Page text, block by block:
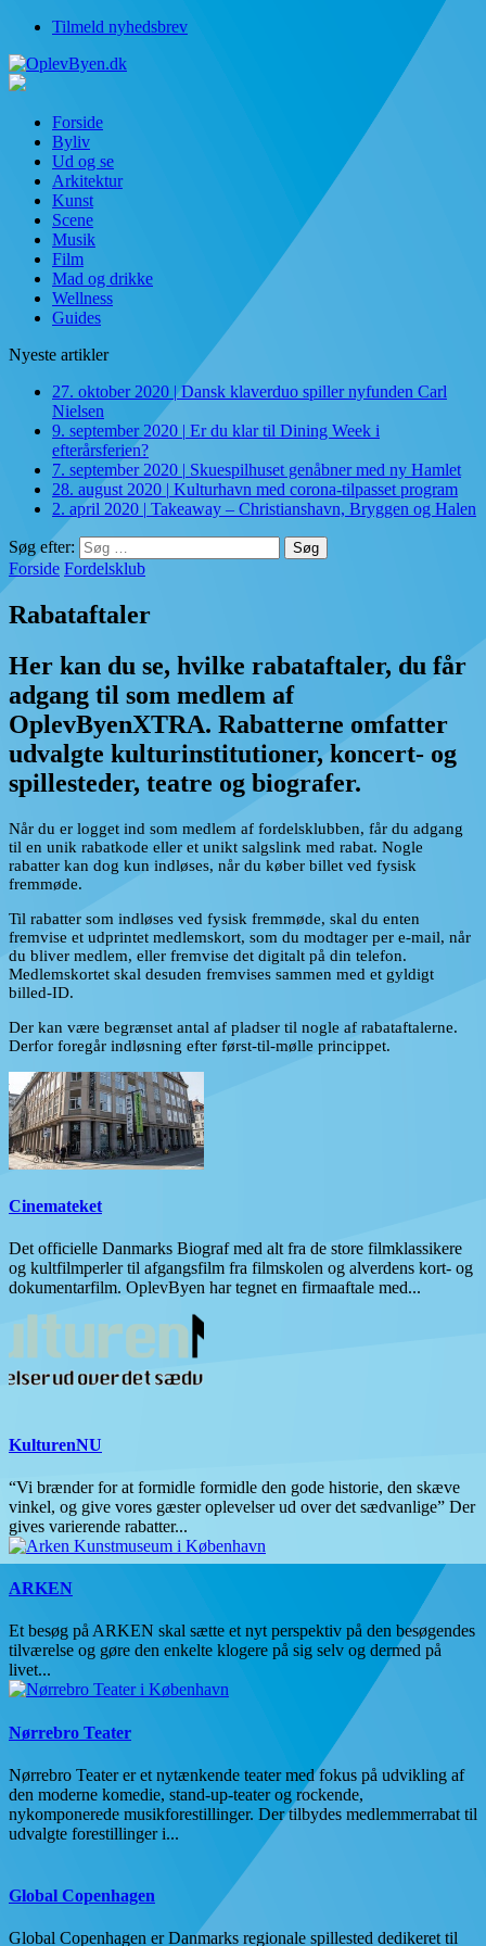
Tilmeld nyhedsbrev
Forside
Byliv
Ud og se
Arkitektur
Kunst
Scene
Musik
Film
Mad og drikke
Wellness
Guides
Nyeste artikler
27. oktober 2020 | Dansk klaverduo spiller nyfunden Carl
Nielsen
9. september 2020 | Er du klar til Dining Week i
efterårsferien?
7. september 2020 | Skuespilhuset genåbner med ny Hamlet
28. august 2020 | Kulturhavn med corona-tilpasset program
2. april 2020 | Takeaway – Christianshavn, Bryggen og Halen
Søg efter:
Forside Fordelsklub
Rabataftaler
Her kan du se, hvilke rabataftaler, du får
adgang til som medlem af
OplevByenXTRA. Rabatterne omfatter
udvalgte kulturinstitutioner, koncert- og
spillesteder, teatre og biografer.
Når du er logget ind som medlem af fordelsklubben, får du adgang
til en unik rabatkode eller et unikt salgslink med rabat. Nogle
rabatter kan dog kun indløses, når du køber billet ved fysisk
fremmøde.
Til rabatter som indløses ved fysisk fremmøde, skal du enten
fremvise et udprintet medlemskort, som du modtager per e-mail, når
du bliver medlem, eller fremvise det digitalt på din telefon.
Medlemskortet skal desuden fremvises sammen med et gyldigt
billed-ID.
Der kan være begrænset antal af pladser til nogle af rabataftalerne.
Derfor foregår indløsning efter først-til-mølle princippet.
Cinemateket
Det officielle Danmarks Biograf med alt fra de store filmklassikere
og kultfilmperler til afgangsfilm fra filmskolen og alverdens kort- og
dokumentarfilm. OplevByen har tegnet en firmaaftale med...
KulturenNU
“Vi brænder for at formidle formidle den gode historie, den skæve
vinkel, og give vores gæster oplevelser ud over det sædvanlige” Der
gives varierende rabatter...
ARKEN
Et besøg på ARKEN skal sætte et nyt perspektiv på den besøgendes
tilværelse og gøre den enkelte klogere på sig selv og dermed på
livet...
Nørrebro Teater
Nørrebro Teater er et nytænkende teater med fokus på udvikling af
den moderne komedie, stand-up-teater og rockende,
nykomponerede musikforestillinger. Der tilbydes medlemmerrabat til
udvalgte forestillinger i...
Global Copenhagen
Global Copenhagen er Danmarks regionale spillested dedikeret til